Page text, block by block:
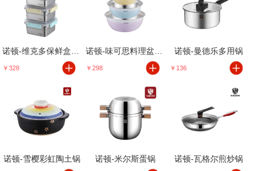
￥328 ￥298
诺顿-曼德乐多用锅
￥136
诺顿-雪樱彩虹陶土锅 诺顿-米尔斯蛋锅 诺顿-瓦格尔煎炒锅